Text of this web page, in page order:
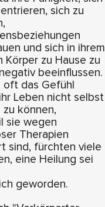
sich zu
und sich in ihrem
Körper zu Hause zu
beeinflussen.
oft das Gefühl
Leben nicht selbst
zu können,
sie wegen
Therapien
sind, fürchten viele
eine Heilung sei
geworden.